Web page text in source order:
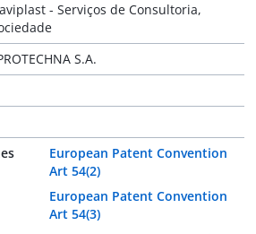
- Serviços de Consultoria,
S.A.
European Patent Convention
Art 54(2)
European Patent Convention
Art 54(3)